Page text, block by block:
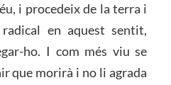
i procedeix de la terra i
en aquest sentit,
ho. I com més viu se
que morirà i no li agrada